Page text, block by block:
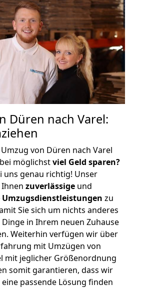
Düren nach Varel:
von Düren nach Varel
möglichstviel Geld sparen?
uns genau richtig! Unser
zuverlässige und
zu
Sie sich um nichts anderes
in Ihrem neuen Zuhause
Weiterhin verfügen wir über
mit Umzügen von
mit jeglicher Größenordnung
somit garantieren, dass wir
passende Lösung finden